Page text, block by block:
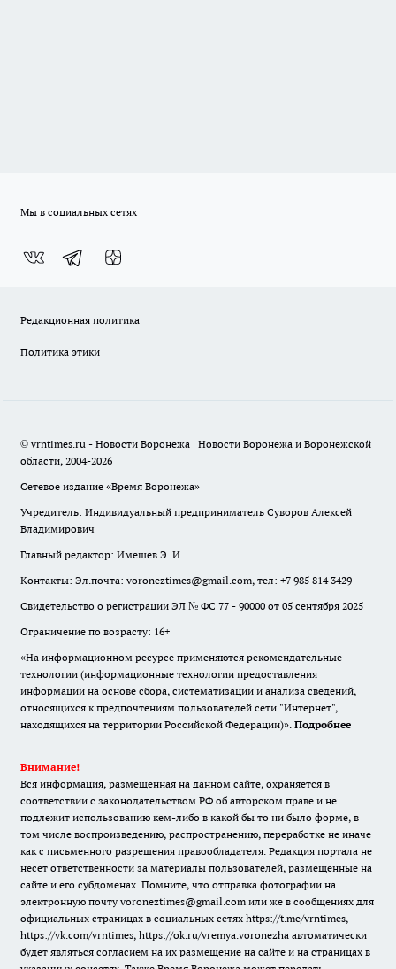
Мы в социальных сетях
Редакционная политика
Политика этики
© vrntimes.ru - Новости Воронежа | Новости Воронежа и Воронежской
области, 2004-2026
Сетевое издание «Время Воронежа»
Учредитель: Индивидуальный предприниматель Суворов Алексей
Владимирович
Главный редактор: Имешев Э. И.
Контакты: Эл.почта: voroneztimes@gmail.com, тел: +7 985 814 3429
Свидетельство о регистрации ЭЛ № ФС 77 - 90000 от 05 сентября 2025
Ограничение по возрасту: 16+
«На информационном ресурсе применяются рекомендательные
технологии (информационные технологии предоставления
информации на основе сбора, систематизации и анализа сведений,
относящихся к предпочтениям пользователей сети "Интернет",
находящихся на территории Российской Федерации)». Подробнее
Внимание!
Вся информация, размещенная на данном сайте, охраняется в
соответствии с законодательством РФ об авторском праве и не
подлежит использованию кем-либо в какой бы то ни было форме, в
том числе воспроизведению, распространению, переработке не иначе
как с письменного разрешения правообладателя. Редакция портала не
несет ответственности за материалы пользователей, размещенные на
сайте и его субдоменах. Помните, что отправка фотографии на
электронную почту voroneztimes@gmail.com или же в сообщениях для
официальных страницах в социальных сетях https://t.me/vrntimes,
https://vk.com/vrntimes, https://ok.ru/vremya.voronezha автоматически
будет являться согласием на их размещение на сайте и на страницах в